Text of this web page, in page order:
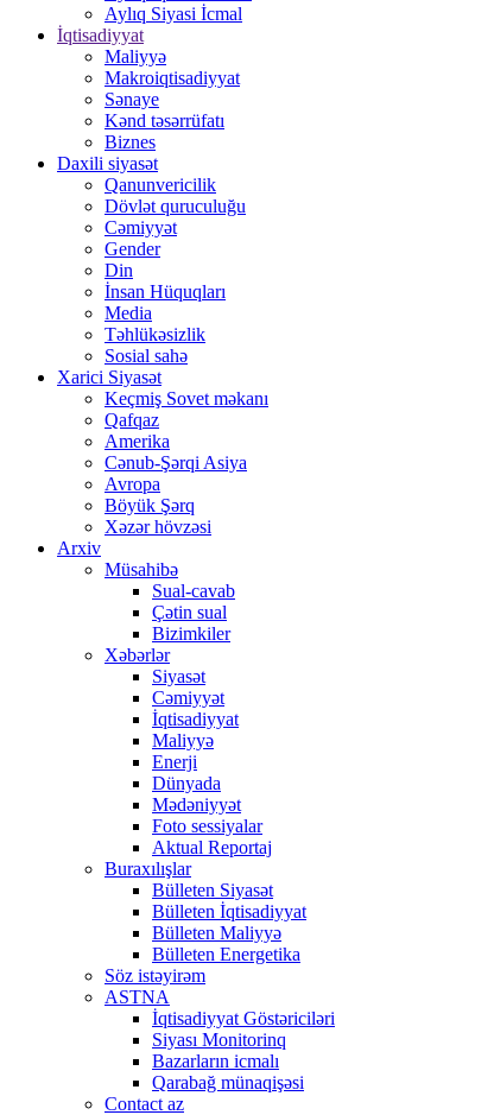
Aylıq Siyasi İcmal
İqtisadiyyat
Maliyyə
Makroiqtisadiyyat
Sənaye
Kənd təsərrüfatı
Biznes
Daxili siyasət
Qanunvericilik
Dövlət quruculuğu
Cəmiyyət
Gender
Din
İnsan Hüquqları
Media
Təhlükəsizlik
Sosial sahə
Xarici Siyasət
Keçmiş Sovet məkanı
Qafqaz
Amerika
Cənub-Şərqi Asiya
Avropa
Böyük Şərq
Xəzər hövzəsi
Arxiv
Müsahibə
Sual-cavab
Çətin sual
Bizimkiler
Xəbərlər
Siyasət
Cəmiyyət
İqtisadiyyat
Maliyyə
Enerji
Dünyada
Mədəniyyət
Foto sessiyalar
Aktual Reportaj
Buraxılışlar
Bülleten Siyasət
Bülleten İqtisadiyyat
Bülleten Maliyyə
Bülleten Energetika
Söz istəyirəm
ASTNA
İqtisadiyyat Göstəriciləri
Siyası Monitorinq
Bazarların icmalı
Qarabağ münaqişəsi
Contact az